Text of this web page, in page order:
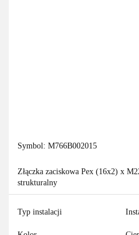
Symbol: M766B002015
Złączka zaciskowa Pex (16x2) x
strukturalny
Typ instalacji